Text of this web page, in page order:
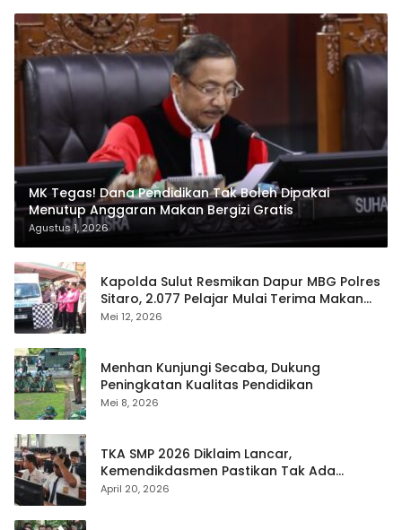
MK Tegas! Dana Pendidikan Tak Boleh Dipakai
Menutup Anggaran Makan Bergizi Gratis
Agustus 1, 2026
Kapolda Sulut Resmikan Dapur MBG Polres
Sitaro, 2.077 Pelajar Mulai Terima Makan
Gratis
Mei 12, 2026
Menhan Kunjungi Secaba, Dukung
Peningkatan Kualitas Pendidikan
Mei 8, 2026
TKA SMP 2026 Diklaim Lancar,
Kemendikdasmen Pastikan Tak Ada
Kebocoran Soal
April 20, 2026